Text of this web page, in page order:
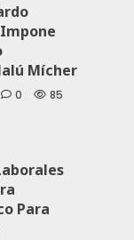
Mícher
0 85
Para